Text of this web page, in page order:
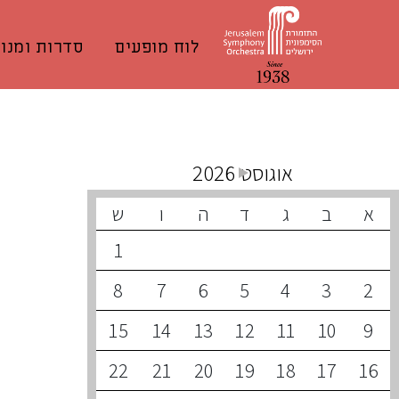
לוח מופעים סדרות
אוגוסט 2026
א ב ג ד ה ו
ש
1
2
3
4
5
6
7
8
9
10
11
12
13
14
15
16
17
18
19
20
21
22